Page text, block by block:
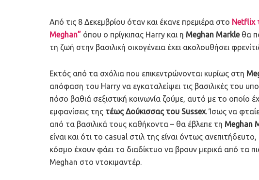
Από τις 8 Δεκεμβρίου όταν και έκανε πρεμιέρα στο Netflix
Meghan” όπου ο πρίγκιπας Harry και η Meghan Markleθα
τη ζωή στην βασιλική οικογένεια έχει ακολουθήσει
Εκτός από τα σχόλια που επικεντρώνονται κυρίως στη
απόφαση του Harry να εγκαταλείψει τις βασιλικές του
πόσο βαθιά σεξιστική κοινωνία ζούμε, αυτό με το οποίο
εμφανίσεις της τέως Δούκισσας του Sussex. Ίσως να
από τα βασιλικά τους καθήκοντα – θα έβλεπε τη Meghan
είναι και ότι το casual στιλ της είναι όντως
κόσμο έχουν φάει το διαδίκτυο να βρουν μερικά από τα
Meghan στο ντοκιμαντέρ.